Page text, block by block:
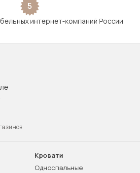
5
интернет-компаний России
Кровати
Односпальные